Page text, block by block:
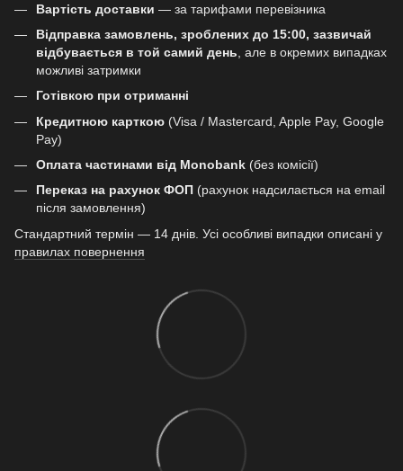
Вартість доставки — за тарифами перевізника
Відправка замовлень, зроблених до 15:00, зазвичай
відбувається в той самий день , але в окремих випадках
можливі затримки
Готівкою при отриманні
Кредитною карткою (Visa / Mastercard, Apple Pay, Google
Pay)
Оплата частинами від Monobank (без комісії)
Переказ на рахунок ФОП (рахунок надсилається на email
після замовлення)
Стандартний термін — 14 днів. Усі особливі випадки описані у
правилах повернення